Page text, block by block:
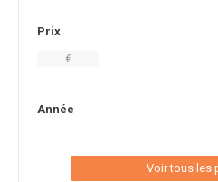
Prix
€
Année
Voir tous les